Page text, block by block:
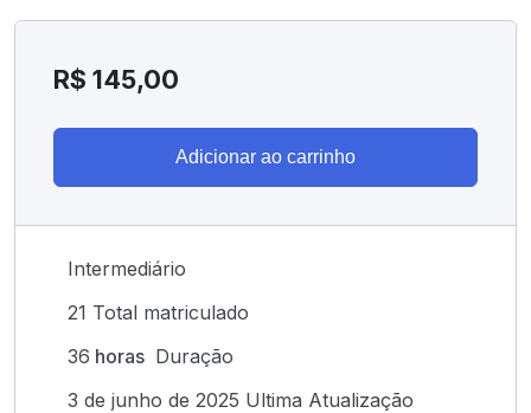
R$ 145,00
Adicionar ao carrinho
Intermediário
21 Total matriculado
36 horas Duração
3 de junho de 2025 Ultima Atualização